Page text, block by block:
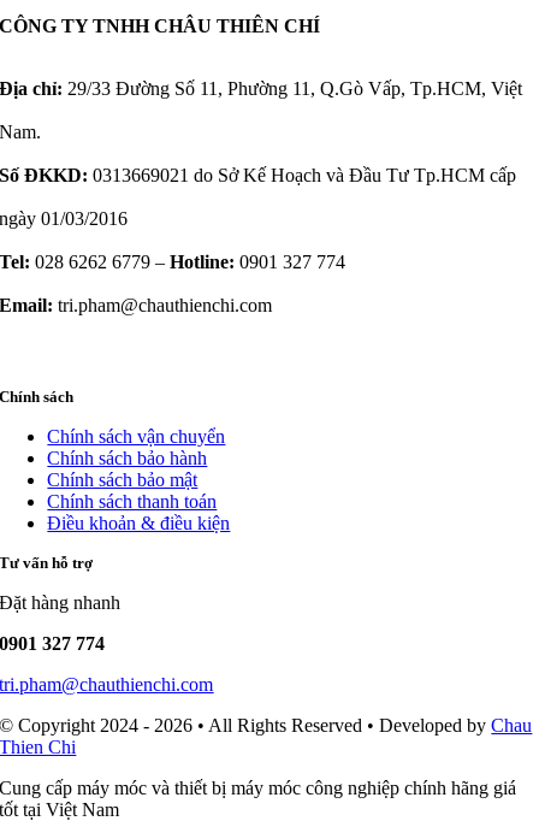
CÔNG TY TNHH CHÂU THIÊN CHÍ
Địa chỉ: 29/33 Đường Số 11, Phường 11, Q.Gò Vấp, Tp.HCM, Việt
Nam.
Số ĐKKD: 0313669021 do Sở Kế Hoạch và Đầu Tư Tp.HCM cấp
ngày 01/03/2016
Tel: 028 6262 6779 –Hotline: 0901 327 774
Email: tri.pham@chauthienchi.com
Chính sách
Chính sách vận chuyển
Chính sách bảo hành
Chính sách bảo mật
Chính sách thanh toán
Điều khoản & điều kiện
Tư vấn hỗ trợ
Đặt hàng nhanh
0901 327 774
tri.pham@chauthienchi.com
© Copyright 2024 - 2026 • All Rights Reserved • Developed byChau
Thien Chi
Cung cấp máy móc và thiết bị máy móc công nghiệp chính hãng giá
tốt tại Việt Nam